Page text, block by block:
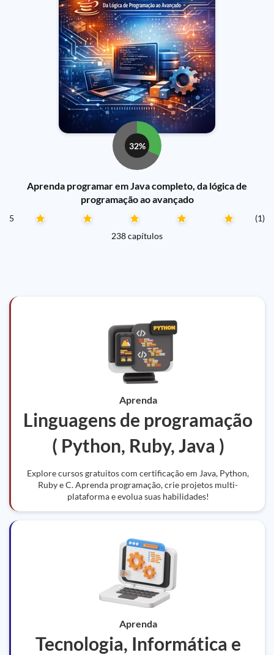
32%
Aprenda programar em Java completo, da lógica de
programação ao avançado
5
(1)
238 capítulos
Aprenda
Linguagens de programação
( Python, Ruby, Java )
Explore cursos gratuitos com certificação em Java, Python,
Ruby e C. Aprenda programação, crie projetos multi-
plataforma e evolua suas habilidades!
Aprenda
Tecnologia, Informática e